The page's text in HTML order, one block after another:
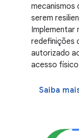
mecanismos
serem
Implementar
redefinições
autorizado
acesso
Saiba